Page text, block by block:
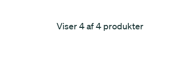
Viser 4 af 4 produkter